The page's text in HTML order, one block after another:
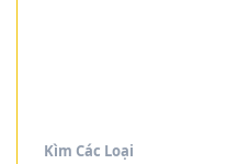
Kìm Các Loại